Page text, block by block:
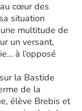
cœur des
situation
multitude de
un versant,
à l’opposé
la Bastide
de la
élève Brebis et